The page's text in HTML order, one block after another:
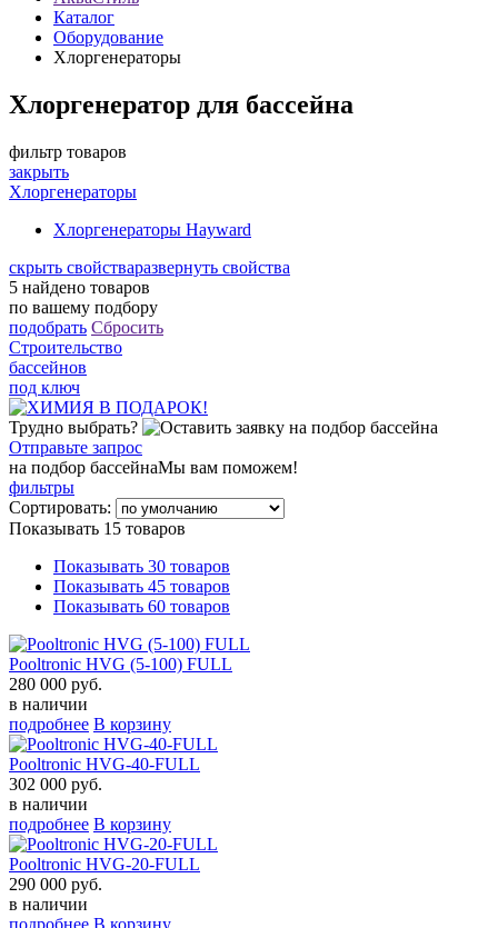
Каталог
Оборудование
Хлоргенераторы
Хлоргенератор для бассейна
фильтр товаров
закрыть
Хлоргенераторы
Хлоргенераторы Hayward
скрыть свойстваразвернуть свойства
5 найдено товаров
по вашему подбору
подобрать Сбросить
Строительство
бассейнов
под ключ
Трудно выбрать?
Отправьте запрос
на подбор бассейнаМы вам поможем!
фильтры
Сортировать:
Показывать 15 товаров
Показывать 30 товаров
Показывать 45 товаров
Показывать 60 товаров
Pooltronic HVG (5-100) FULL
280 000 руб.
в наличии
подробнее В корзину
Pooltronic HVG-40-FULL
302 000 руб.
в наличии
подробнее В корзину
Pooltronic HVG-20-FULL
290 000 руб.
в наличии